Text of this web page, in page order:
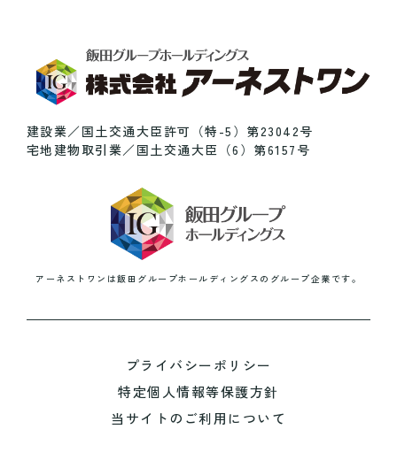
建設業／国土交通大臣許可（特-5）第23042号
宅地建物取引業／国土交通大臣（6）第6157号
アーネストワンは飯田グループホールディングスのグループ企業です。
プライバシーポリシー
特定個人情報等保護方針
当サイトのご利用について